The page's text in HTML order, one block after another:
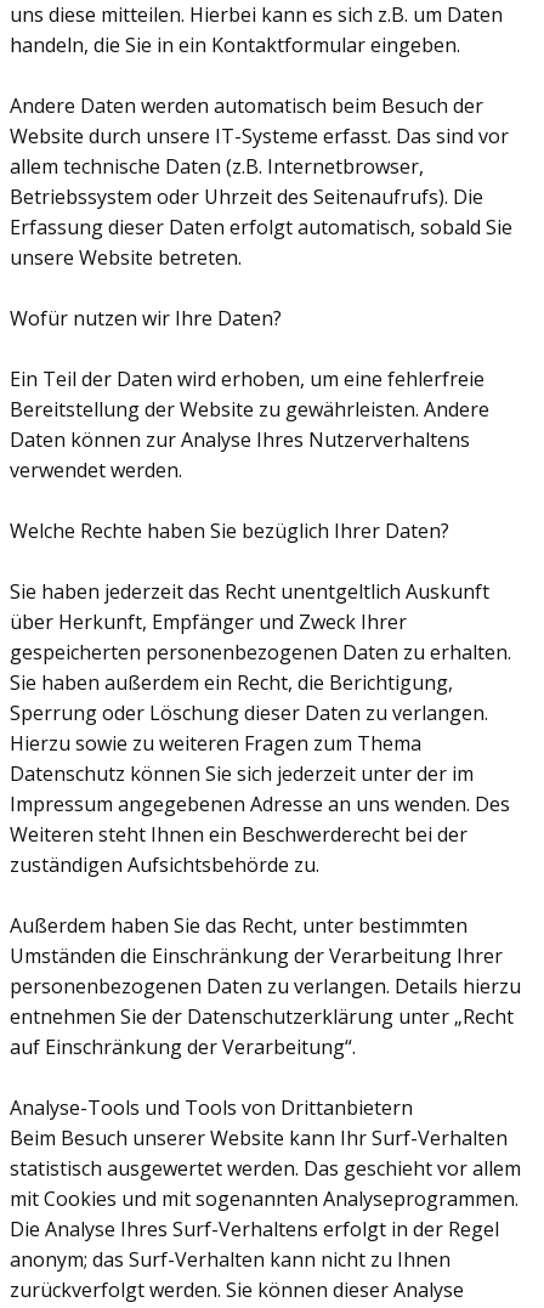
uns diese mitteilen. Hierbei kann es sich z.B. um Daten
handeln, die Sie in ein Kontaktformular eingeben.
Andere Daten werden automatisch beim Besuch der
Website durch unsere IT-Systeme erfasst. Das sind vor
allem technische Daten (z.B. Internetbrowser,
Betriebssystem oder Uhrzeit des Seitenaufrufs). Die
Erfassung dieser Daten erfolgt automatisch, sobald Sie
unsere Website betreten.
Wofür nutzen wir Ihre Daten?
Ein Teil der Daten wird erhoben, um eine fehlerfreie
Bereitstellung der Website zu gewährleisten. Andere
Daten können zur Analyse Ihres Nutzerverhaltens
verwendet werden.
Welche Rechte haben Sie bezüglich Ihrer Daten?
Sie haben jederzeit das Recht unentgeltlich Auskunft
über Herkunft, Empfänger und Zweck Ihrer
gespeicherten personenbezogenen Daten zu erhalten.
Sie haben außerdem ein Recht, die Berichtigung,
Sperrung oder Löschung dieser Daten zu verlangen.
Hierzu sowie zu weiteren Fragen zum Thema
Datenschutz können Sie sich jederzeit unter der im
Impressum angegebenen Adresse an uns wenden. Des
Weiteren steht Ihnen ein Beschwerderecht bei der
zuständigen Aufsichtsbehörde zu.
Außerdem haben Sie das Recht, unter bestimmten
Umständen die Einschränkung der Verarbeitung Ihrer
personenbezogenen Daten zu verlangen. Details hierzu
entnehmen Sie der Datenschutzerklärung unter „Recht
auf Einschränkung der Verarbeitung“.
Analyse-Tools und Tools von Drittanbietern
Beim Besuch unserer Website kann Ihr Surf-Verhalten
statistisch ausgewertet werden. Das geschieht vor allem
mit Cookies und mit sogenannten Analyseprogrammen.
Die Analyse Ihres Surf-Verhaltens erfolgt in der Regel
anonym; das Surf-Verhalten kann nicht zu Ihnen
zurückverfolgt werden. Sie können dieser Analyse